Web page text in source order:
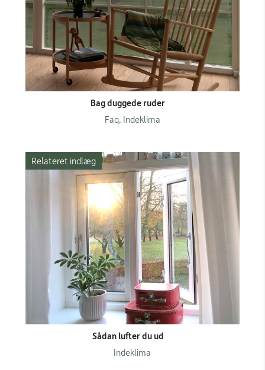
Bag duggede ruder
Faq, Indeklima
Relateret indlæg
Sådan lufter du ud
Indeklima